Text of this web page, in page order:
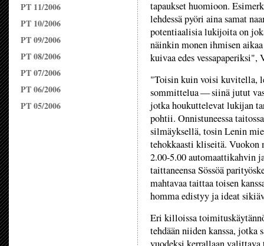
PT 11/2006
PT 10/2006
PT 09/2006
PT 08/2006
PT 07/2006
PT 06/2006
PT 05/2006
tapaukset huomioon.
lehdessä pyöri aina samat
potentiaalisia lukijoita on
näinkin monen ihmisen
kuivaa edes vessapaperiksi",
"Toisin kuin voisi kuvitella,
sommittelua — siinä jutut
jotka houkuttelevat lukijan
pohtii. Onnistuneessa
silmäyksellä, tosin Lenin
tehokkaasti kliseitä. Vuokon
2.00-5.00 automaattikahvin
taittaneensa Sössöä
mahtavaa taittaa toisen
homma edistyy ja ideat
Eri killoissa
tehdään niiden kanssa, jotka